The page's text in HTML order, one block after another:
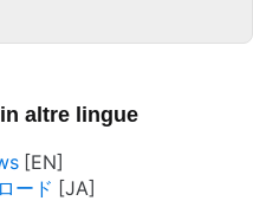
altre lingue
ード